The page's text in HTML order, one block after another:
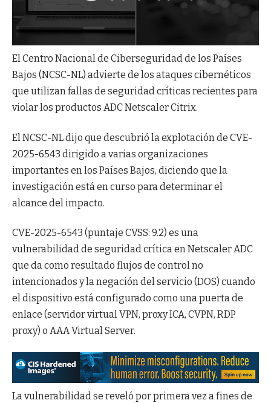
El Centro Nacional de Ciberseguridad de los Países
Bajos (NCSC-NL) advierte de los ataques cibernéticos
que utilizan fallas de seguridad críticas recientes para
violar los productos ADC Netscaler Citrix.
El NCSC-NL dijo que descubrió la explotación de CVE-
2025-6543 dirigido a varias organizaciones
importantes en los Países Bajos, diciendo que la
investigación está en curso para determinar el
alcance del impacto.
CVE-2025-6543 (puntaje CVSS: 9.2) es una
vulnerabilidad de seguridad crítica en Netscaler ADC
que da como resultado flujos de control no
intencionados y la negación del servicio (DOS) cuando
el dispositivo está configurado como una puerta de
enlace (servidor virtual VPN, proxy ICA, CVPN, RDP
proxy) o AAA Virtual Server.
La vulnerabilidad se reveló por primera vez a fines de